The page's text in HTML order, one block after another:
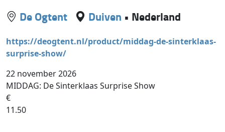
De Ogtent Duiven • Nederland
https://deogtent.nl/product/middag-de-sinterklaas-
surprise-show/
22 november 2026
MIDDAG: De Sinterklaas Surprise Show
€
11.50